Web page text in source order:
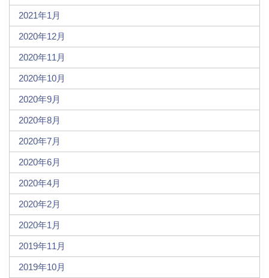
2021年1月
2020年12月
2020年11月
2020年10月
2020年9月
2020年8月
2020年7月
2020年6月
2020年4月
2020年2月
2020年1月
2019年11月
2019年10月